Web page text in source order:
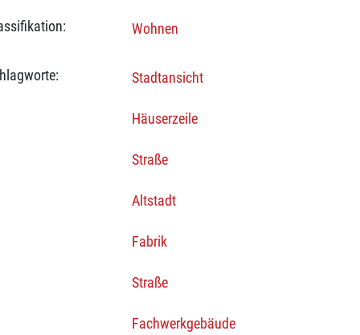
Wohnen
Stadtansicht
Häuserzeile
Straße
Altstadt
Fabrik
Straße
Fachwerkgebäude